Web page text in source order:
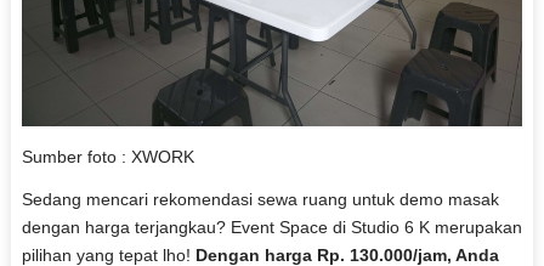
Sumber foto : XWORK
Sedang mencari rekomendasi sewa ruang untuk demo masak
dengan harga terjangkau? Event Space di Studio 6 K merupakan
pilihan yang tepat lho! Dengan harga Rp. 130.000/jam, Anda